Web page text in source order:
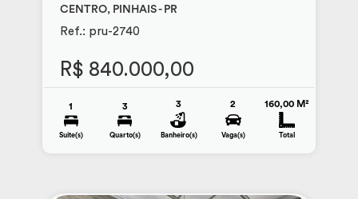
CENTRO, PINHAIS - PR
Ref.: pru-2740
R$ 840.000,00
1
Suite(s)
3
Quarto(s)
3
Banheiro(s)
2
Vaga(s)
160,00 M²
Total